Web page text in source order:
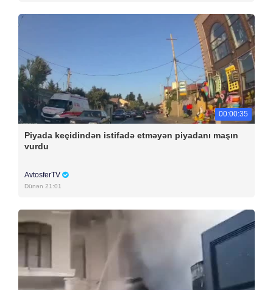
00:00:35
Piyada keçidindən istifadə etməyən piyadanı maşın
vurdu
AvtosferTV
Dünən 21:01